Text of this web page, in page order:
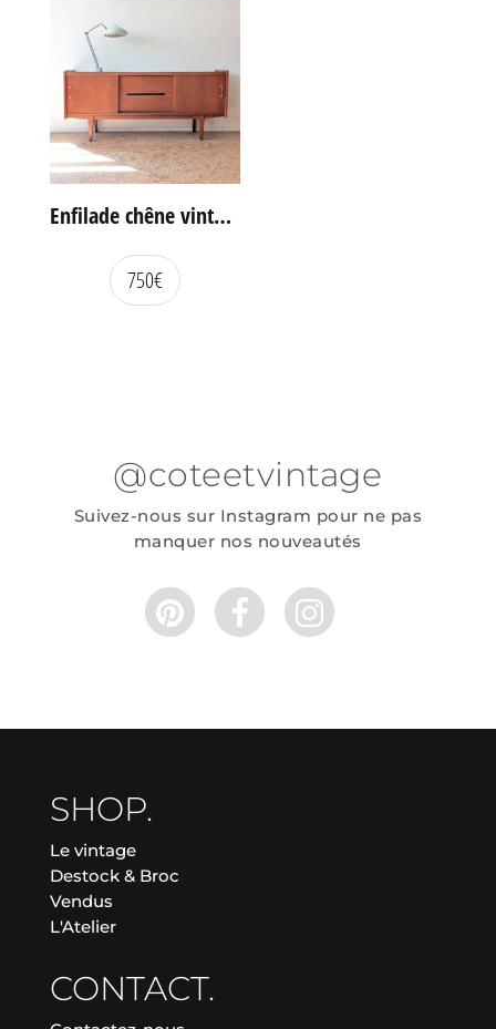
Enfilade chêne vintage portes coulissantes
750€
@coteetvintage
Suivez-nous sur Instagram pour ne pas
manquer nos nouveautés
SHOP.
Le vintage
Destock & Broc
Vendus
L'Atelier
CONTACT.